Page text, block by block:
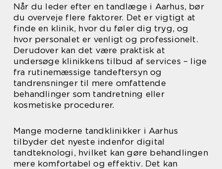
Når du leder efter en tandlæge i Aarhus, bør
du overveje flere faktorer. Det er vigtigt at
finde en klinik, hvor du føler dig tryg, og
hvor personalet er venligt og professionelt.
Derudover kan det være praktisk at
undersøge klinikkens tilbud af services – lige
fra rutinemæssige tandeftersyn og
tandrensninger til mere omfattende
behandlinger som tandretning eller
kosmetiske procedurer.
Mange moderne tandklinikker i Aarhus
tilbyder det nyeste indenfor digital
tandteknologi, hvilket kan gøre behandlingen
mere komfortabel og effektiv. Det kan